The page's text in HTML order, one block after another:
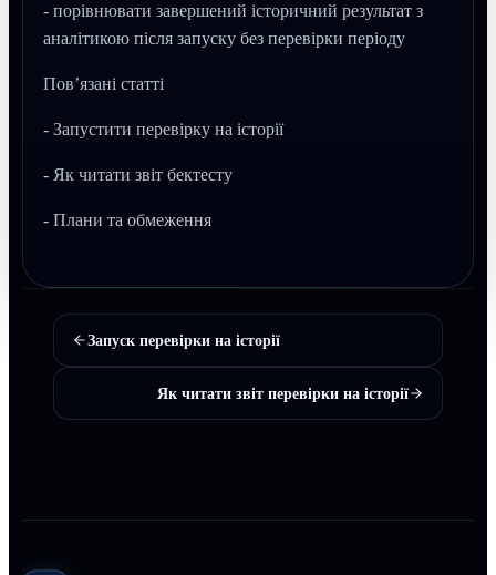
- порівнювати завершений історичний результат з
аналітикою після запуску без перевірки періоду
Пов’язані статті
- Запустити перевірку на історії
- Як читати звіт бектесту
- Плани та обмеження
Запуск перевірки на історії
Як читати звіт перевірки на історії